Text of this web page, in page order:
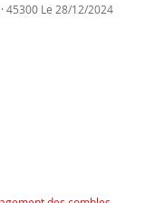
· 45300 Le 28/12/2024